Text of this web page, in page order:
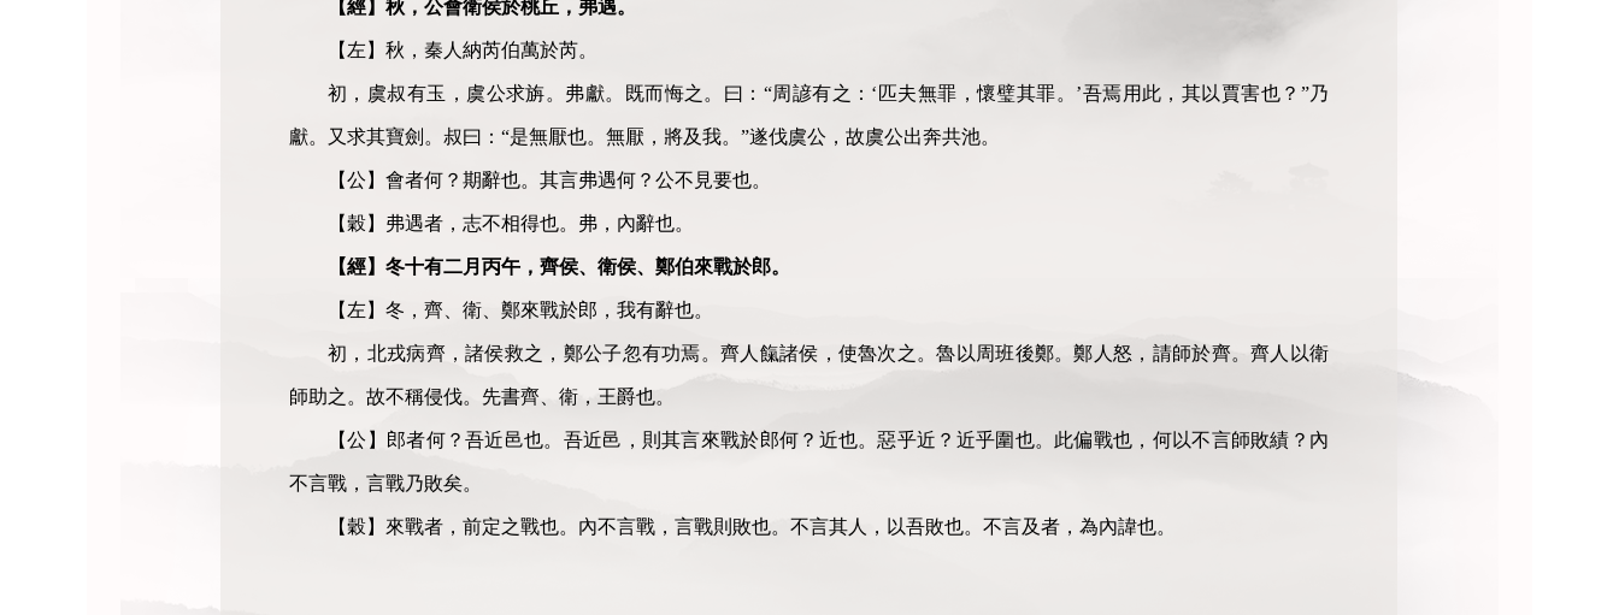
【經】秋，公會衛侯於桃丘，弗遇。
【左】秋，秦人納芮伯萬於芮。
初，虞叔有玉，虞公求旃。弗獻。既而悔之。曰： “周諺有之： ‘ 匹夫無罪，懷璧其罪。 ’吾焉用此，其以賈害也？ ”乃
獻。又求其寶劍。叔曰： “是無厭也。無厭，將及我。 ”遂伐虞公，故虞公出奔共池。
【公】會者何？期辭也。其言弗遇何？公不見要也。
【穀】弗遇者，志不相得也。弗，內辭也。
【經】冬十有二月丙午，齊侯、衛侯、鄭伯來戰於郎。
【左】冬，齊、衛、鄭來戰於郎，我有辭也。
初，北戎病齊，諸侯救之 ， 鄭公子忽有功焉。齊人餼諸侯，使魯次之。魯以周班後鄭。鄭人怒，請師於齊。齊人以衛
師助之。故不稱侵伐。先書齊、衛，王爵也。
【公】郎者何？吾近邑也。吾近邑 ， 則其言來戰於郎何？近也。惡乎近？近乎圍也。此偏戰也，何以不言師敗績？內
不言戰，言戰乃敗矣。
【穀】來戰者，前定之戰也。內不言戰，言戰則敗也。不言其人，以吾敗也。不言及者，為內諱也。